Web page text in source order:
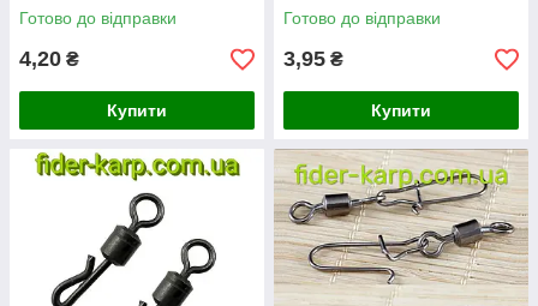
Готово до відправки
4,20 ₴
Купити
Готово до відправки
3,95 ₴
Купити